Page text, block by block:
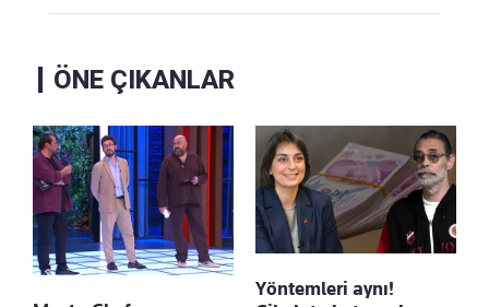
ÖNE ÇIKANLAR
Yöntemleri aynı!